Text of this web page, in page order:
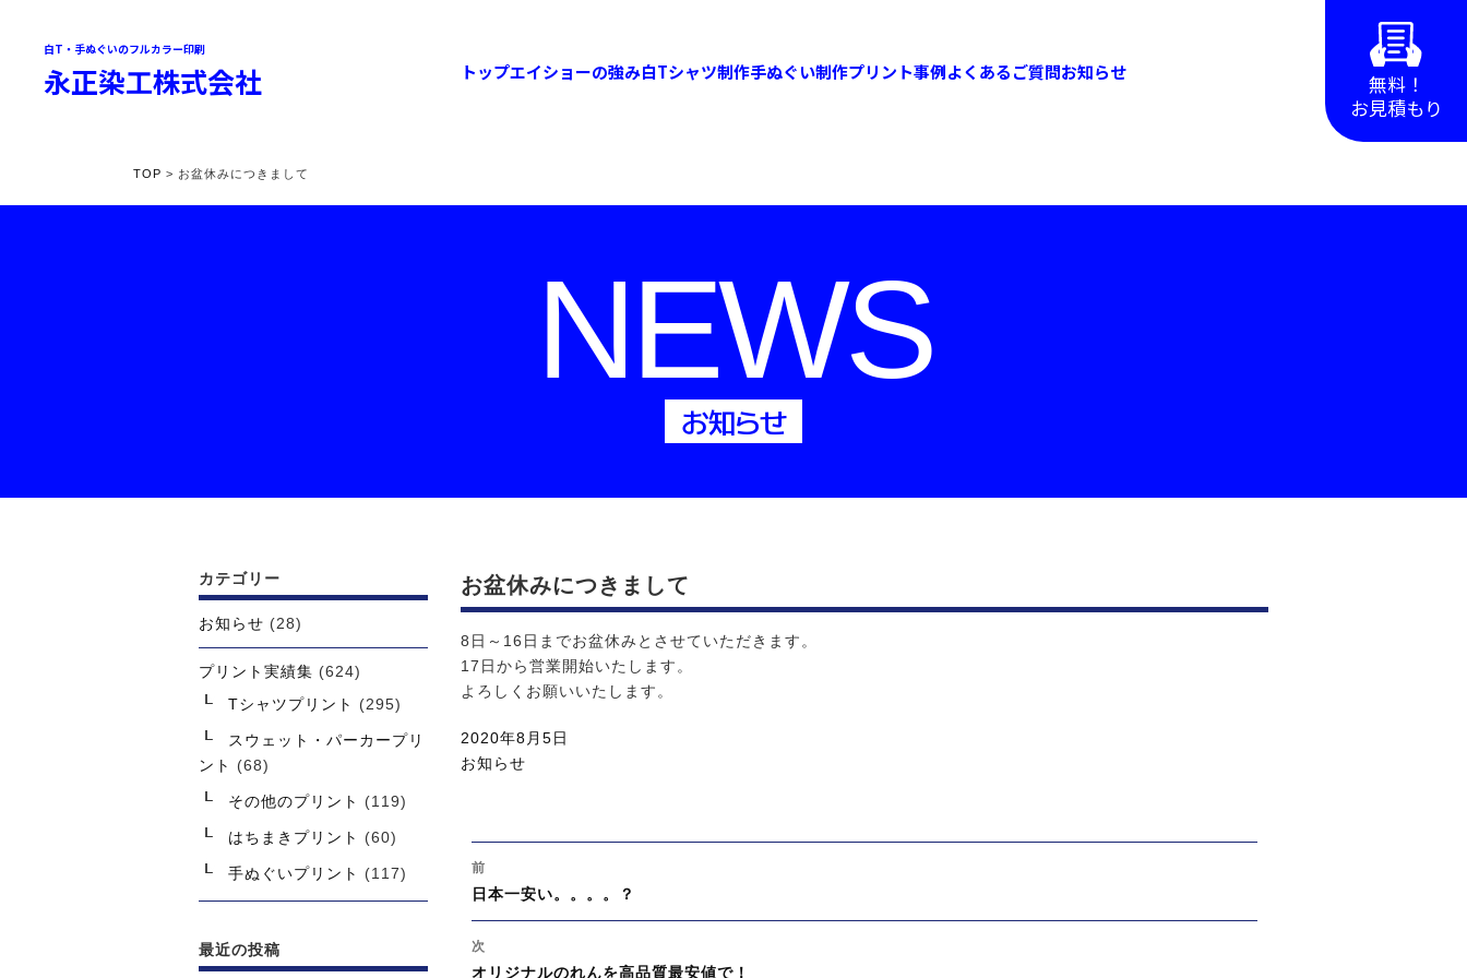
白T・手ぬぐいのフルカラー印刷
永正染工株式会社 トップエイショーの強み白Tシャツ制作手ぬぐい制作プリント事例よくあるご質問お知らせ
無料！
お見積もり
TOP > お盆休みにつきまして
NEWS
お知らせ
お盆休みにつきまして
8日～16日までお盆休みとさせていただきます。
17日から営業開始いたします。
よろしくお願いいたします。
投
稿
2020年8月5日
カ
ー
お知らせ
稿
ナ
ゲ
前
過
去
の
投
日本一安い。。。。？
次
次
オリジナルのれんを高品質最安値で！
カテゴリー
お知らせ (28)
プリント実績集 (624)
Tシャツプリント
(295)
スウェット・パーカープリ
ント
(68)
その他のプリント (119)
はちまきプリント (60)
手ぬぐいプリント (117)
最近の投稿